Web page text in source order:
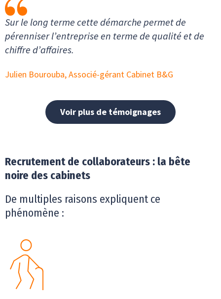
Sur le long terme cette démarche permet de
pérenniser l’entreprise en terme de qualité et de
chiffre d’affaires.
Julien Bourouba, Associé-gérant Cabinet B&G
Voir plus de témoignages
Recrutement de collaborateurs : la bête
noire des cabinets
De multiples raisons expliquent ce
phénomène :